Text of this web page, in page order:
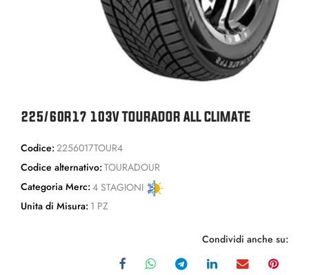
225/60R17 103V TOURADOR ALL CLIMATE
Codice: 2256017TOUR4
Codice alternativo: TOURADOUR
Categoria Merc: 4 STAGIONI
Unita di Misura: 1 PZ
Condividi anche su: